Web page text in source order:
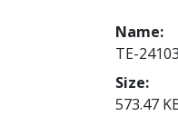
Name:
TE-
Size:
573.47